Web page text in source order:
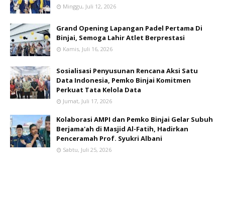
Minggu, Juli 12, 2026
Grand Opening Lapangan Padel Pertama Di
Binjai, Semoga Lahir Atlet Berprestasi
Kamis, Juli 16, 2026
Sosialisasi Penyusunan Rencana Aksi Satu
Data Indonesia, Pemko Binjai Komitmen
Perkuat Tata Kelola Data
Jumat, Juli 17, 2026
Kolaborasi AMPI dan Pemko Binjai Gelar Subuh
Berjama'ah di Masjid Al-Fatih, Hadirkan
Penceramah Prof. Syukri Albani
Sabtu, Juli 25, 2026